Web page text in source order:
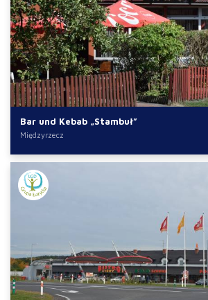
Bar und Kebab „Stambuł”
Międzyrzecz